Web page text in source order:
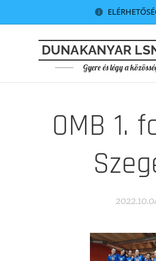
DUNAKANYAR
Gyere és légy a
OMB 1.